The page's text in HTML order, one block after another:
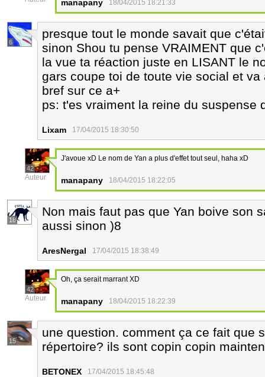
manapany 18/04/2015 18:21:33
6
presque tout le monde savait que
sinon Shou tu pense VRAIMENT que
la vue ta réaction juste en LISANT le
gars coupe toi de toute vie social et va
bref sur ce a+
ps: t'es vraiment la reine du suspense
Lixam 17/04/2015 18:30:50
42
Auteur
J'avoue xD Le nom de Yan a plus d'effet tout seul, haha xD
manapany 18/04/2015 18:22:05
18
Non mais faut pas que Yan boive son
aussi sinon )8
AresNergal 17/04/2015 18:38:49
42
Auteur
Oh, ça serait marrant XD
manapany 18/04/2015 18:22:39
15
une question. comment ça ce fait que
répertoire? ils sont copin copin
BETONEX 17/04/2015 18:45:48